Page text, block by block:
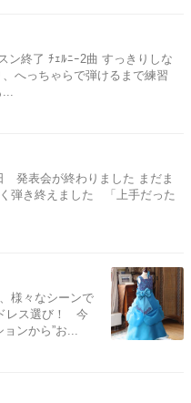
ン終了 ﾁｪﾙﾆｰ2曲 すっきりしな
へっちゃらで弾けるまで練習
発表会が終わりました まだま
弾き終えました 「上手だった
様々なシーンで
レス選び！ 今
ンから”お...